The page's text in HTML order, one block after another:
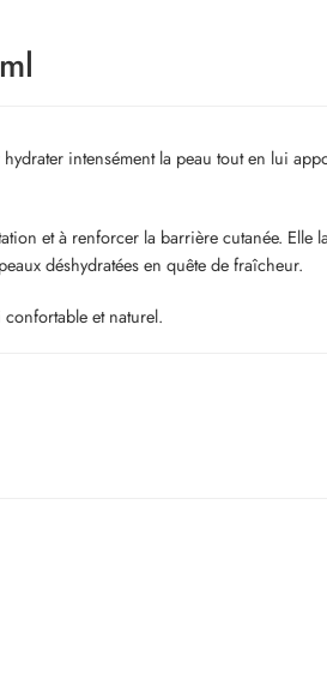
intensément la peau tout en lui
et à renforcer la barrière cutanée. Elle
déshydratées en quête de fraîcheur.
et naturel.